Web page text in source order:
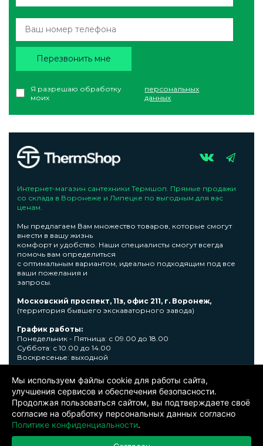
Я разрешаю обработку
моих
персональных
данных
Перезвонить мне
Интернет-магазин сантехники Термшоп. Прямые продажи
со склада в Воронеже и Липецке по выгодным для вас
ценам.
Мы предлагаем Вам множество товаров, которые смогут
внести в вашу жизнь
комфорт и удобство. Наши специалисты смогут всегда
помочь вам определиться
с оптимальным вариантом, идеально подходящим под все
ваши пожелания и
запросы.
Московский проспект, 11з, офис 211, г. Воронеж,
(территория бывшего экскаваторного завода)
График работы:
Понедельник - Пятница: с 09.00 до 18.00
Суббота: с 10.00 до 14.00
Воскресенье: выходной
Узнать подробную информациювы сможете по телефону +7
473 300-31-39 или E-mail: sale@thermshop.ru
© 2024. ООО «Термшоп». Все права защищены. Политика
конфиденциальности. Информация представленная на сайте не
является публичной офертой. Окончательную цену уточняйте у
менеджера по телефону: +7 473 300-31-39.Производитель представленной
Мы используем файлы cookie для работы сайта,
улучшения сервисов и обеспечения безопасности.
Продолжая пользоваться сайтом, вы подтверждаете своё
согласие на обработку персональных данных согласно
Политике конфиденциальности.